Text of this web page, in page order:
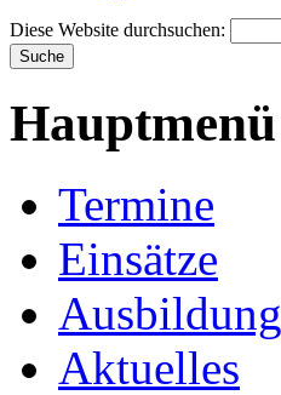
Diese Website durchsuchen:
Hauptmenü
Termine
Einsätze
Ausbildung
Aktuelles